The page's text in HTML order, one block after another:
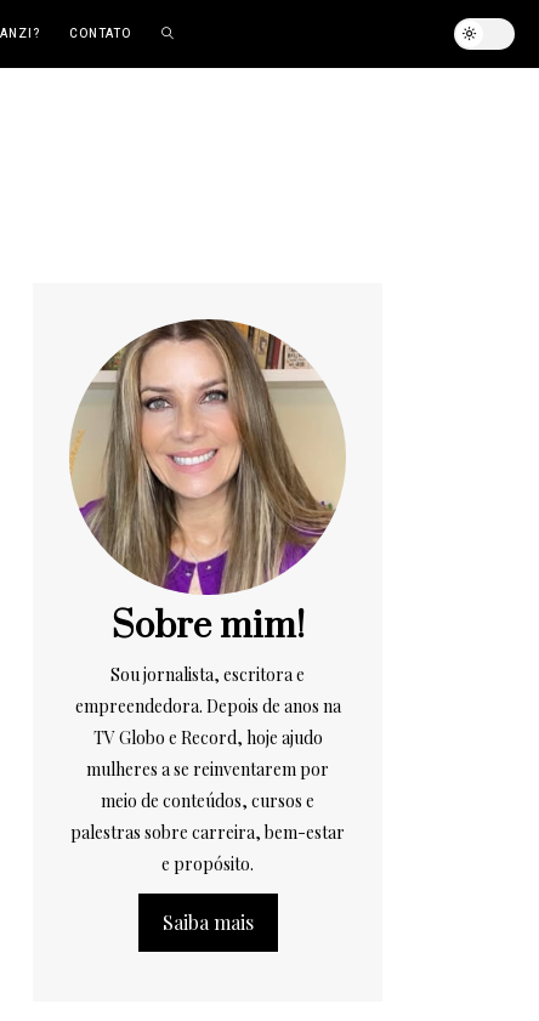
CONTATO
Sobre mim!
Sou jornalista, escritora e
empreendedora. Depois de anos na
TV Globo e Record, hoje ajudo
mulheres a se reinventarem por
meio de conteúdos, cursos e
palestras sobre carreira, bem-estar
e propósito.
Saiba mais